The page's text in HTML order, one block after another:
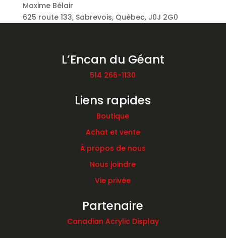
Maxime Bélair
625 route 133, Sabrevois, Québec, J0J 2G0
L’Encan du Géant
514 266-1130
Liens rapides
Boutique
Achat et vente
À propos de nous
Nous joindre
Vie privée
Partenaire
Canadian Acrylic Display